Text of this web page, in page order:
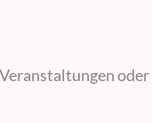
oder